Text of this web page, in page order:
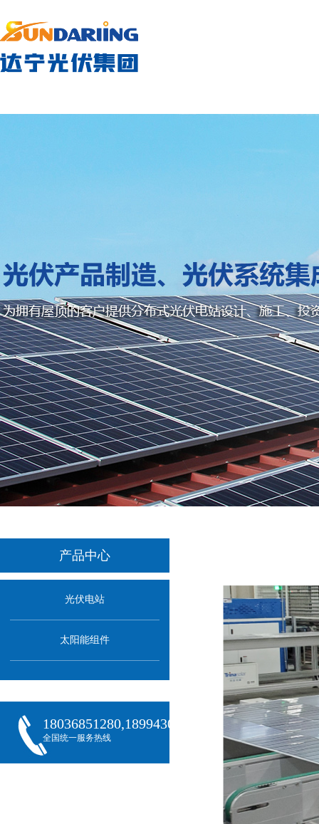
产品中心
光伏电站
太阳能组件
18036851280,18994301288,18068407382
全国统一服务热线